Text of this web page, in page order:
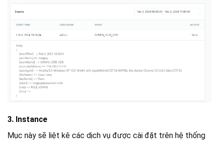
3. Instance
Mục này sẽ liệt kê các dịch vụ được cài đặt trên hệ thống